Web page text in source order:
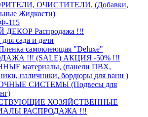
ОЧИСТИТЕЛИ, (Добавки,
Жидкости)
115
Распродажа !!!
сада и дачи
самоклеющая "Deluxe"
!!! (SALE) АКЦИЯ -50% !!!
материалы, (панели ПВХ,
наличники, бордюры для ванн )
СИСТЕМЫ (Подвесы для
ХОЗЯЙСТВЕННЫЕ
РАСПРОДАЖА !!!